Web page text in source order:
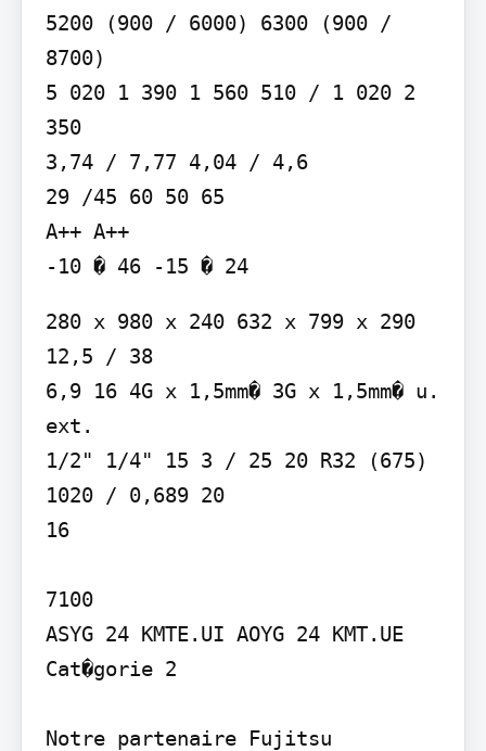
5200 (900 / 6000) 6300 (900 /
8700)
5 020 1 390 1 560 510 / 1 020 2
350
3,74 / 7,77 4,04 / 4,6
29 /45 60 50 65
A++ A++
-10 � 46 -15 � 24
280 x 980 x 240 632 x 799 x 290
12,5 / 38
6,9 16 4G x 1,5mm� 3G x 1,5mm� u.
ext.
1/2" 1/4" 15 3 / 25 20 R32 (675)
1020 / 0,689 20
16
7100
ASYG 24 KMTE.UI AOYG 24 KMT.UE
Cat�gorie 2
Notre partenaire Fujitsu